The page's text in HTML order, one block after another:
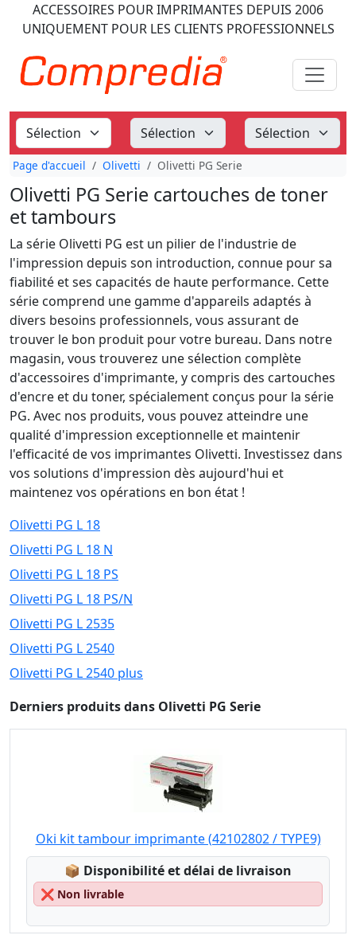
ACCESSOIRES POUR IMPRIMANTES DEPUIS 2006
UNIQUEMENT POUR LES CLIENTS PROFESSIONNELS
Page d'accueil Olivetti Olivetti PG Serie
Olivetti PG Serie cartouches de toner
et tambours
La série Olivetti PG est un pilier de l'industrie de
l'impression depuis son introduction, connue pour sa
fiabilité et ses capacités de haute performance. Cette
série comprend une gamme d'appareils adaptés à
divers besoins professionnels, vous assurant de
trouver le bon produit pour votre bureau. Dans notre
magasin, vous trouverez une sélection complète
d'accessoires d'imprimante, y compris des cartouches
d'encre et du toner, spécialement conçus pour la série
PG. Avec nos produits, vous pouvez atteindre une
qualité d'impression exceptionnelle et maintenir
l'efficacité de vos imprimantes Olivetti. Investissez dans
vos solutions d'impression dès aujourd'hui et
maintenez vos opérations en bon état !
Olivetti PG L 18
Olivetti PG L 18 N
Olivetti PG L 18 PS
Olivetti PG L 18 PS/N
Olivetti PG L 2535
Olivetti PG L 2540
Olivetti PG L 2540 plus
Derniers produits dans Olivetti PG Serie
Oki kit tambour imprimante (42102802 / TYPE9)
📦 Lagerstatus:
Disponibilité et délai de livraison
❌ Non livrable